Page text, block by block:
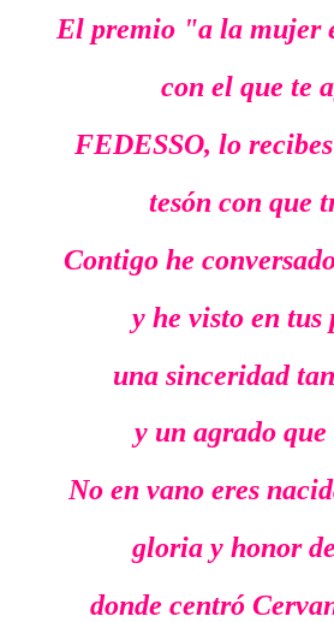
El premio "a la mujer
con el que te
FEDESSO, lo
tesón con que
Contigo he
y he visto en tus
una sinceridad
y un agrado
No en vano eres
gloria y honor
donde centró